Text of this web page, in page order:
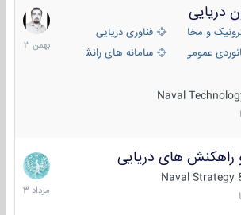
و مخابرات دریاییفناوری دریایی
عمومی
سامانه های رانشی دریایی
Naval
6
بهمن
1403
های دریایی
Naval
2
مرداد
1403